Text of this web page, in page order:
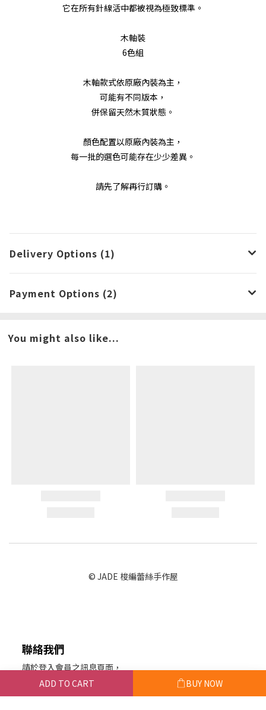
ADD TO CART BUY NOW
它在所有針線活中都被視為極致標準。
木軸裝
6色組
木軸款式依原廠內裝為主，
可能有不同版本，
併保留天然木質狀態。
顏色配置以原廠內裝為主，
每一批的選色可能存在少少差異。
請先了解再行訂購。
Delivery Options (1)
Payment Options (2)
You might also like...
© JADE 梭編蕾絲手作屋
聯絡我們
請於登入會員之訊息頁面，
留下您的訊息聯絡我們。